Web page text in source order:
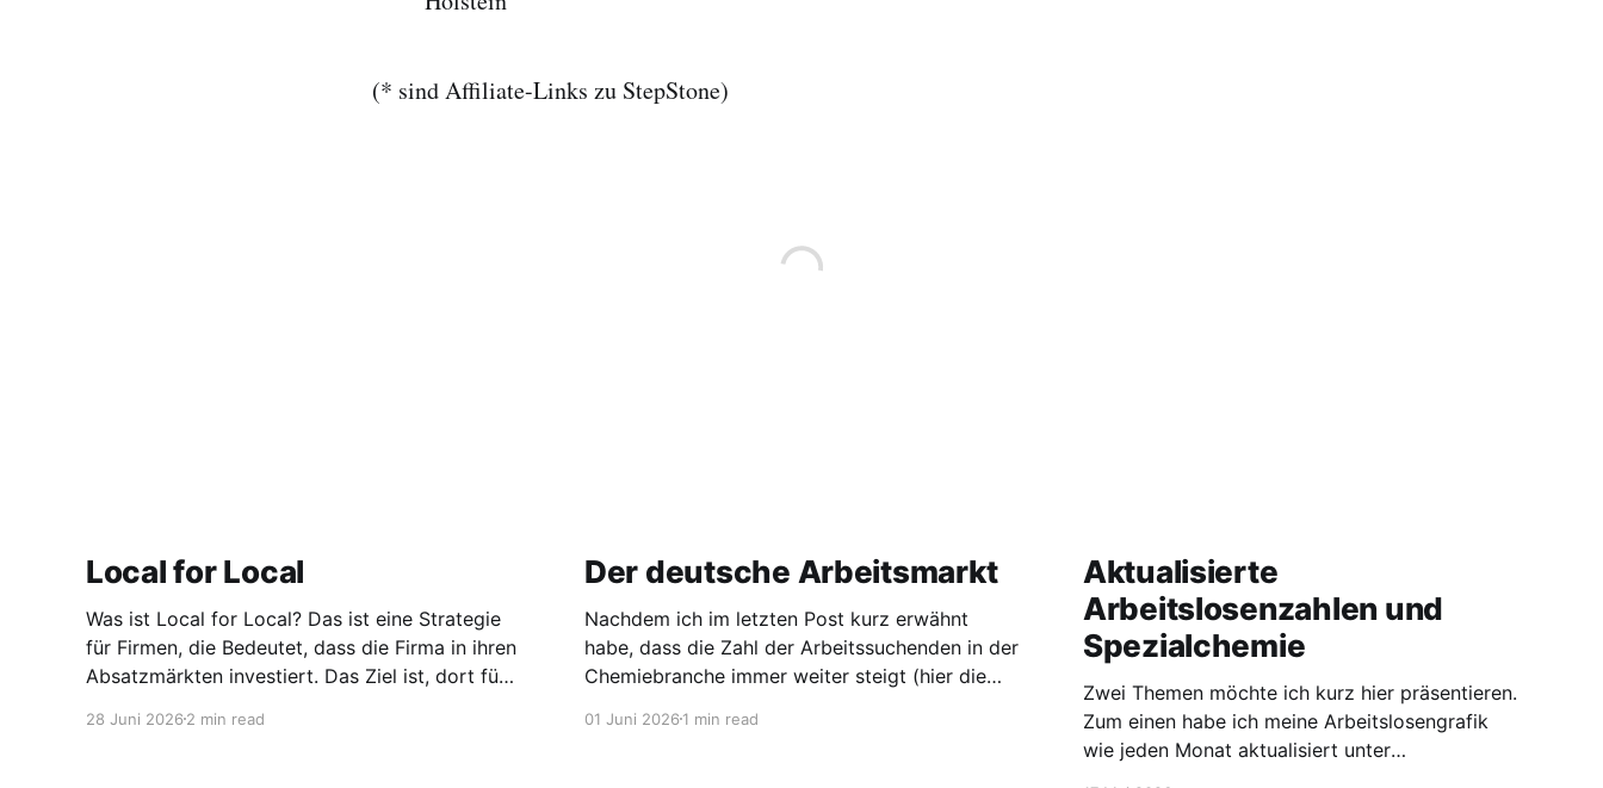
(* sind Affiliate-Links zu StepStone)
Local for Local
Was ist Local for Local? Das ist eine Strategie
für Firmen, die Bedeutet, dass die Firma in ihren
Absatzmärkten investiert. Das Ziel ist, dort für
entwickeln. Diese Strategie ist von Toyota
28 Juni 2026 2 min read
Der deutsche Arbeitsmarkt
Nachdem ich im letzten Post kurz erwähnt
habe, dass die Zahl der Arbeitssuchenden in der
Chemiebranche immer weiter steigt (hier die
den gesamten Arbeitsmarkt werfen. Laut
01 Juni 20261 min read
Aktualisierte
Arbeitslosenzahlen und
Spezialchemie
Zwei Themen möchte ich kurz hier präsentieren.
Zum einen habe ich meine Arbeitslosengrafik
wie jeden Monat aktualisiert unter